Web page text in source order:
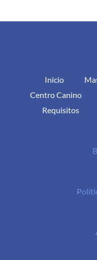
Inicio
Centro Canino
Requisitos